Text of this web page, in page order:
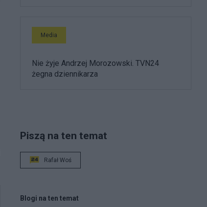
Media
Nie żyje Andrzej Morozowski. TVN24
żegna dziennikarza
Piszą na ten temat
Rafał Woś
Blogi na ten temat